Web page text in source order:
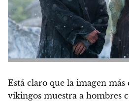
Está claro que la imagen más
vikingos muestra a hombres